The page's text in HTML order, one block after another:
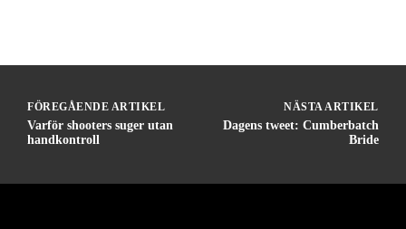
FÖREGÅENDE ARTIKEL
Varför shooters suger utan
handkontroll
NÄSTA ARTIKEL
Dagens tweet: Cumberbatch
Bride